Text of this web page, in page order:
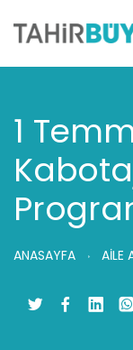
1
ANASAYFA AİLE